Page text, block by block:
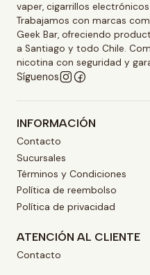
vaper, cigarrillos
Trabajamos con marcas
Geek Bar, ofreciendo
a Santiago y todo Chile.
nicotina con seguridad y
Síguenos
INFORMACIÓN
Contacto
Sucursales
Términos y Condiciones
Política de reembolso
Política de privacidad
ATENCIÓN AL CLIENTE
Contacto